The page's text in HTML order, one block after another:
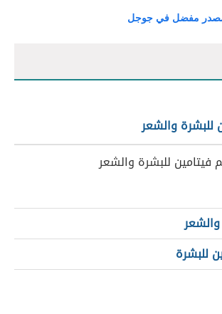
مفضل في جوجل
للبشرة والشعر
والشعر
للبشرة